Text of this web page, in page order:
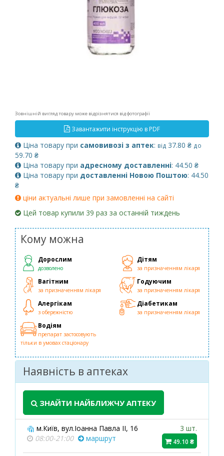
Зовнішній вигляд товару може відрізнятися від фотографії
Завантажити інструкцію в PDF
Ціна товару при самовивозі з аптек: від 37.80 ₴ до
59.70 ₴
Ціна товару при адресному доставленні: 44.50 ₴
Ціна товару при доставленні Новою Поштою: 44.50
₴
ціни актуальні лише при замовленні на сайті
Цей товар купили 39 раз за останній тиждень
Кому можна
Дорослим
дозволено
Дітям
за призначенням лікаря
Вагітним
за призначенням лікаря
Годуючим
за призначенням лікаря
Алергікам
з обережністю
Діабетикам
за призначенням лікаря
Водіям
препарат застосовують
тільки в умовах стаціонару
Наявність в аптеках
ЗНАЙТИ НАЙБЛИЖЧУ АПТЕКУ
м.Київ, вул.Іоанна Павла ІІ, 16
08:00-21:00
маршрут
3 шт.
49.10 ₴